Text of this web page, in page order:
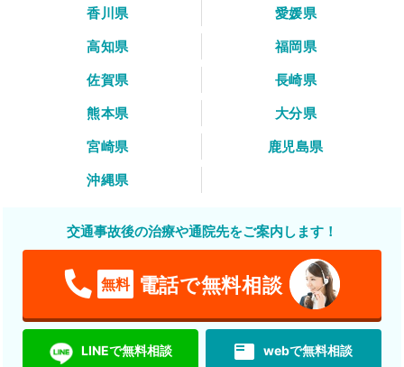
香川県
愛媛県
高知県
福岡県
佐賀県
長崎県
熊本県
大分県
宮崎県
鹿児島県
沖縄県
交通事故後の治療や通院先をご案内します！
無料 電話で無料相談
LINEで無料相談 featured_play_list webで無料相談